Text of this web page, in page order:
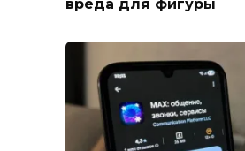
вреда для фигуры